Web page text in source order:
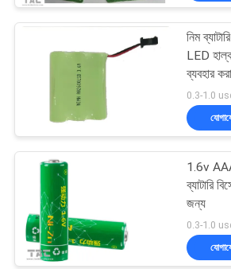
নিম
LED
ব্যবহার
0.3-1.0
1.6v
ব্যাটারি
জন্য
0.3-1.0